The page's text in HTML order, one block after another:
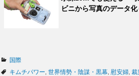
ビニから写真のデータ
カ
テ
国際
タ
キムチパワー 世界情勢・陰謀・黒幕 慰安婦 裁